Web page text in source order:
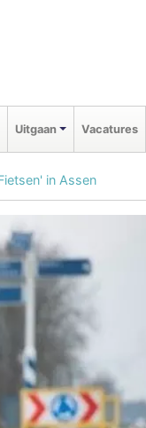
Uitgaan Vacatures
in Assen